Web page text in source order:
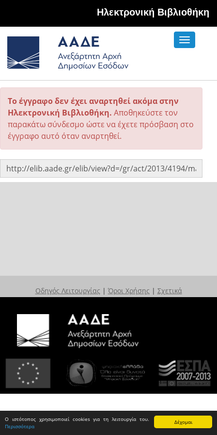
Δέχομαι
Ο ιστότοπος χρησιμοποιεί cookies για τη λειτουργία του.
Περισσότερα
Hλεκτρονική Βιβλιοθήκη
Toggle
Το έγγραφο δεν έχει αναρτηθεί ακόμα στην
Ηλεκτρονική Βιβλιοθήκη. Αποθηκεύστε τον
παρακάτω σύνδεσμο ώστε να έχετε πρόσβαση στο
έγγραφο αυτό όταν αναρτηθεί.
Οδηγός Λειτουργίας | Όροι Χρήσης | Σχετικά